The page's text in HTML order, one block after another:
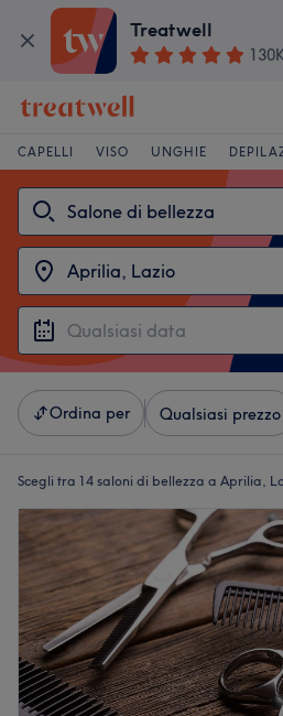
Treatwell
CAPELLI VISO UNGHIE
Ordina per Qualsiasi prezzo
Scegli tra 14 saloni di bellezza a Aprilia,